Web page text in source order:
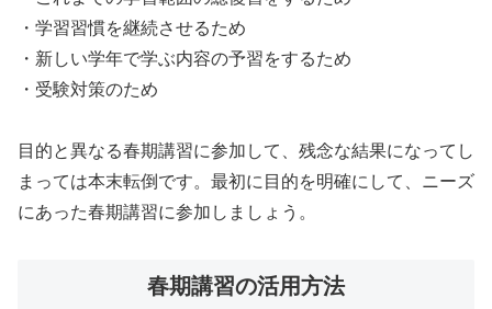
・学習習慣を継続させるため
・新しい学年で学ぶ内容の予習をするため
・受験対策のため
目的と異なる春期講習に参加して、残念な結果になってし
まっては本末転倒です。最初に目的を明確にして、ニーズ
にあった春期講習に参加しましょう。
春期講習の活用方法